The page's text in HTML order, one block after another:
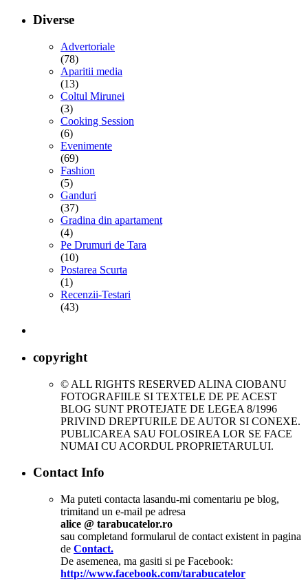
Diverse
Advertoriale
(78)
Aparitii media
(13)
Coltul Mirunei
(3)
Cooking Session
(6)
Evenimente
(69)
Fashion
(5)
Ganduri
(37)
Gradina din apartament
(4)
Pe Drumuri de Tara
(10)
Postarea Scurta
(1)
Recenzii-Testari
(43)
copyright
© ALL RIGHTS RESERVED ALINA CIOBANU
FOTOGRAFIILE SI TEXTELE DE PE ACEST
BLOG SUNT PROTEJATE DE LEGEA 8/1996
PRIVIND DREPTURILE DE AUTOR SI CONEXE.
PUBLICAREA SAU FOLOSIREA LOR SE FACE
NUMAI CU ACORDUL PROPRIETARULUI.
Contact Info
Ma puteti contacta lasandu-mi comentariu pe blog,
trimitand un e-mail pe adresa
alice @ tarabucatelor.ro
sau completand formularul de contact existent in pagina
de Contact.
De asemenea, ma gasiti si pe Facebook:
http://www.facebook.com/tarabucatelor